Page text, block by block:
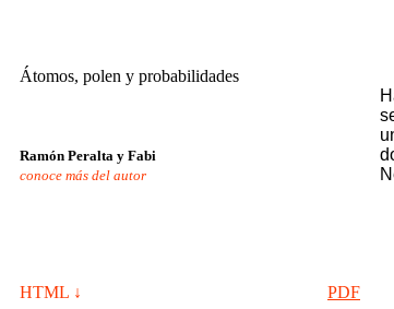
Átomos, polen y probabilidades
Ramón Peralta y Fabi
conoce más del autor
HTML ↓ PDF